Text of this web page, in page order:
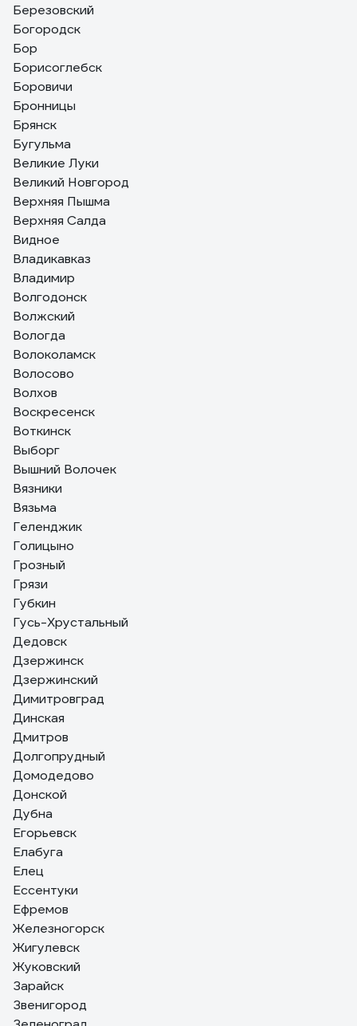
Березовский
Богородск
Бор
Борисоглебск
Боровичи
Бронницы
Брянск
Бугульма
Великие Луки
Великий Новгород
Верхняя Пышма
Верхняя Салда
Видное
Владикавказ
Владимир
Волгодонск
Волжский
Вологда
Волоколамск
Волосово
Волхов
Воскресенск
Воткинск
Выборг
Вышний Волочек
Вязники
Вязьма
Геленджик
Голицыно
Грозный
Грязи
Губкин
Гусь-Хрустальный
Дедовск
Дзержинск
Дзержинский
Димитровград
Динская
Дмитров
Долгопрудный
Домодедово
Донской
Дубна
Егорьевск
Елабуга
Елец
Ессентуки
Ефремов
Железногорск
Жигулевск
Жуковский
Зарайск
Звенигород